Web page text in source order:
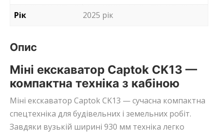
Рік
2025 рік
Опис
Міні екскаватор Captok CK13 —
компактна техніка з кабіною
Міні екскаватор Captok CK13 — сучасна компактна
спецтехніка для будівельних і земельних робіт.
Завдяки вузькій ширині 930 мм техніка легко